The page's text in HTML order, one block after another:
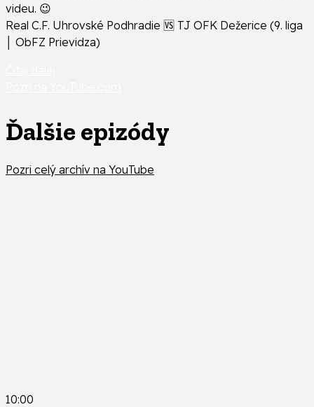
videu. 😉
Real C.F. Uhrovské Podhradie 🆚 TJ OFK Dežerice (9. liga
│ ObFZ Prievidza)
Ďalšie epizódy
Pozri celý archív na YouTube
10:00